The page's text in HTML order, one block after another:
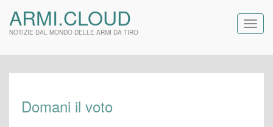
ARMI.CLOUD
NOTIZIE DAL MONDO DELLE ARMI DA TIRO
Domani il voto